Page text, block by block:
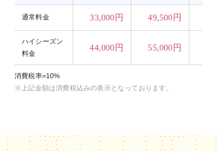
通常料金 33,000円 49,500円
ハイシーズン
料金
44,000円 55,000円
消費税率=10%
※上記金額は消費税込みの表示となっております。